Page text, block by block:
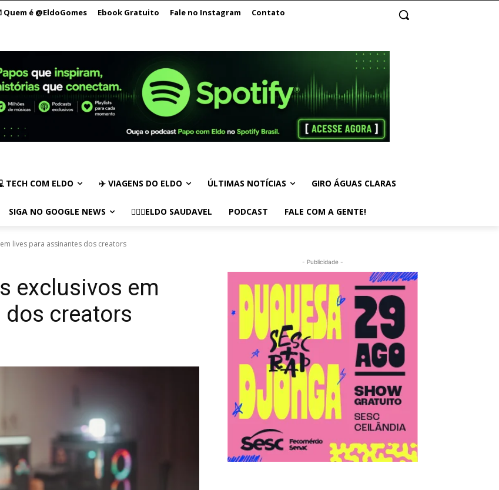
Quem é @EldoGomes Ebook Gratuito Fale no Instagram Contato
TECH COM ELDO ✈️ VIAGENS DO ELDO ÚLTIMAS NOTÍCIAS GIRO ÁGUAS CLARAS
SIGA NO GOOGLE NEWS 🏃🏻‍♂️ELDO SAUDAVEL PODCAST FALE COM A GENTE!
lives para assinantes dos creators
exclusivos em
dos creators
- Publicidade -